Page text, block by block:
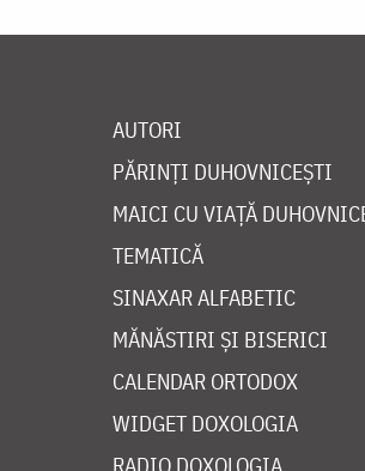
AUTORI
PĂRINȚI DUHOVNICEȘTI
MAICI CU VIAȚĂ
TEMATICĂ
SINAXAR ALFABETIC
MĂNĂSTIRI ȘI BISERICI
CALENDAR ORTODOX
WIDGET DOXOLOGIA